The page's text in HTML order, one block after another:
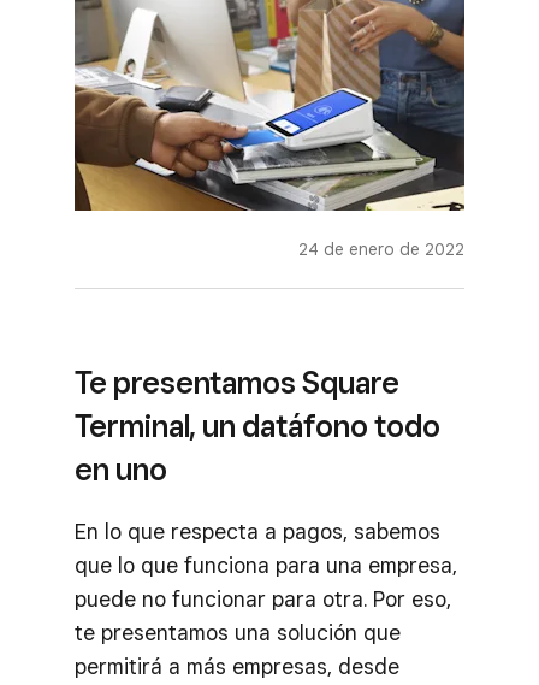
24 de enero de 2022
Te presentamos Square
Terminal, un datáfono todo
en uno
En lo que respecta a pagos, sabemos
que lo que funciona para una empresa,
puede no funcionar para otra. Por eso,
te presentamos una solución que
permitirá a más empresas, desde